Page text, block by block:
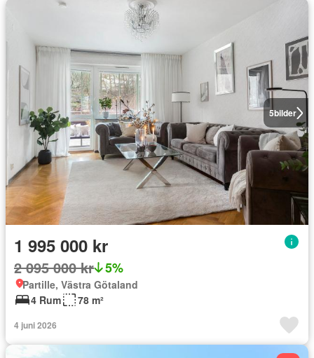
5bilder
1 995 000 kr
2 095 000 kr 5%
Partille, Västra Götaland
4 Rum
78 m²
4 juni 2026